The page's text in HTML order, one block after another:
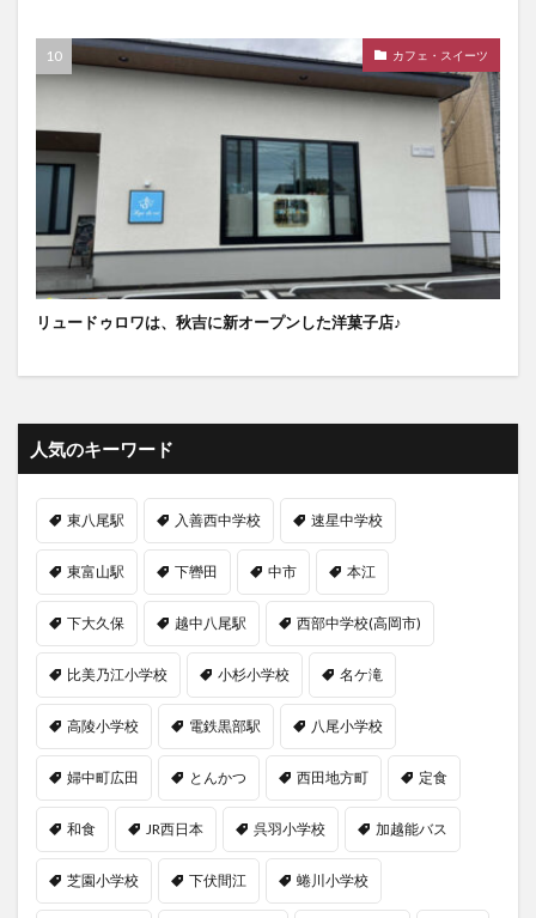
カフェ・スイーツ
リュードゥロワは、秋吉に新オープンした洋菓子店♪
人気のキーワード
東八尾駅 入善西中学校 速星中学校
東富山駅 下轡田 中市 本江
下大久保 越中八尾駅 西部中学校(高岡市)
比美乃江小学校 小杉小学校 名ケ滝
高陵小学校 電鉄黒部駅 八尾小学校
婦中町広田 とんかつ 西田地方町 定食
和食 JR西日本 呉羽小学校 加越能バス
芝園小学校 下伏間江 蜷川小学校